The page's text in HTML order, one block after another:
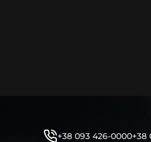
автосервіси та автодилери.
тільки те, що потребує
+38 093 426-0000+38